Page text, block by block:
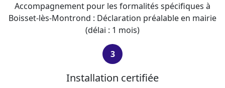
Accompagnement pour les formalités spécifiques à
Boisset-lès-Montrond : Déclaration préalable en mairie
(délai : 1 mois)
3
Installation certifiée